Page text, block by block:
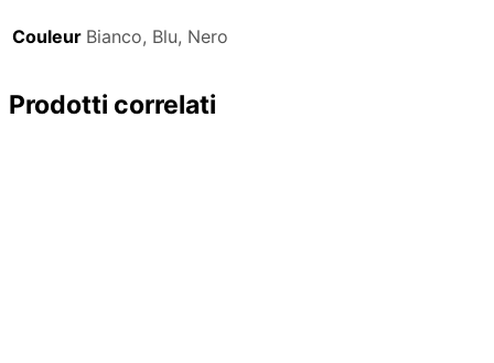
Couleur Bianco, Blu, Nero
Prodotti correlati